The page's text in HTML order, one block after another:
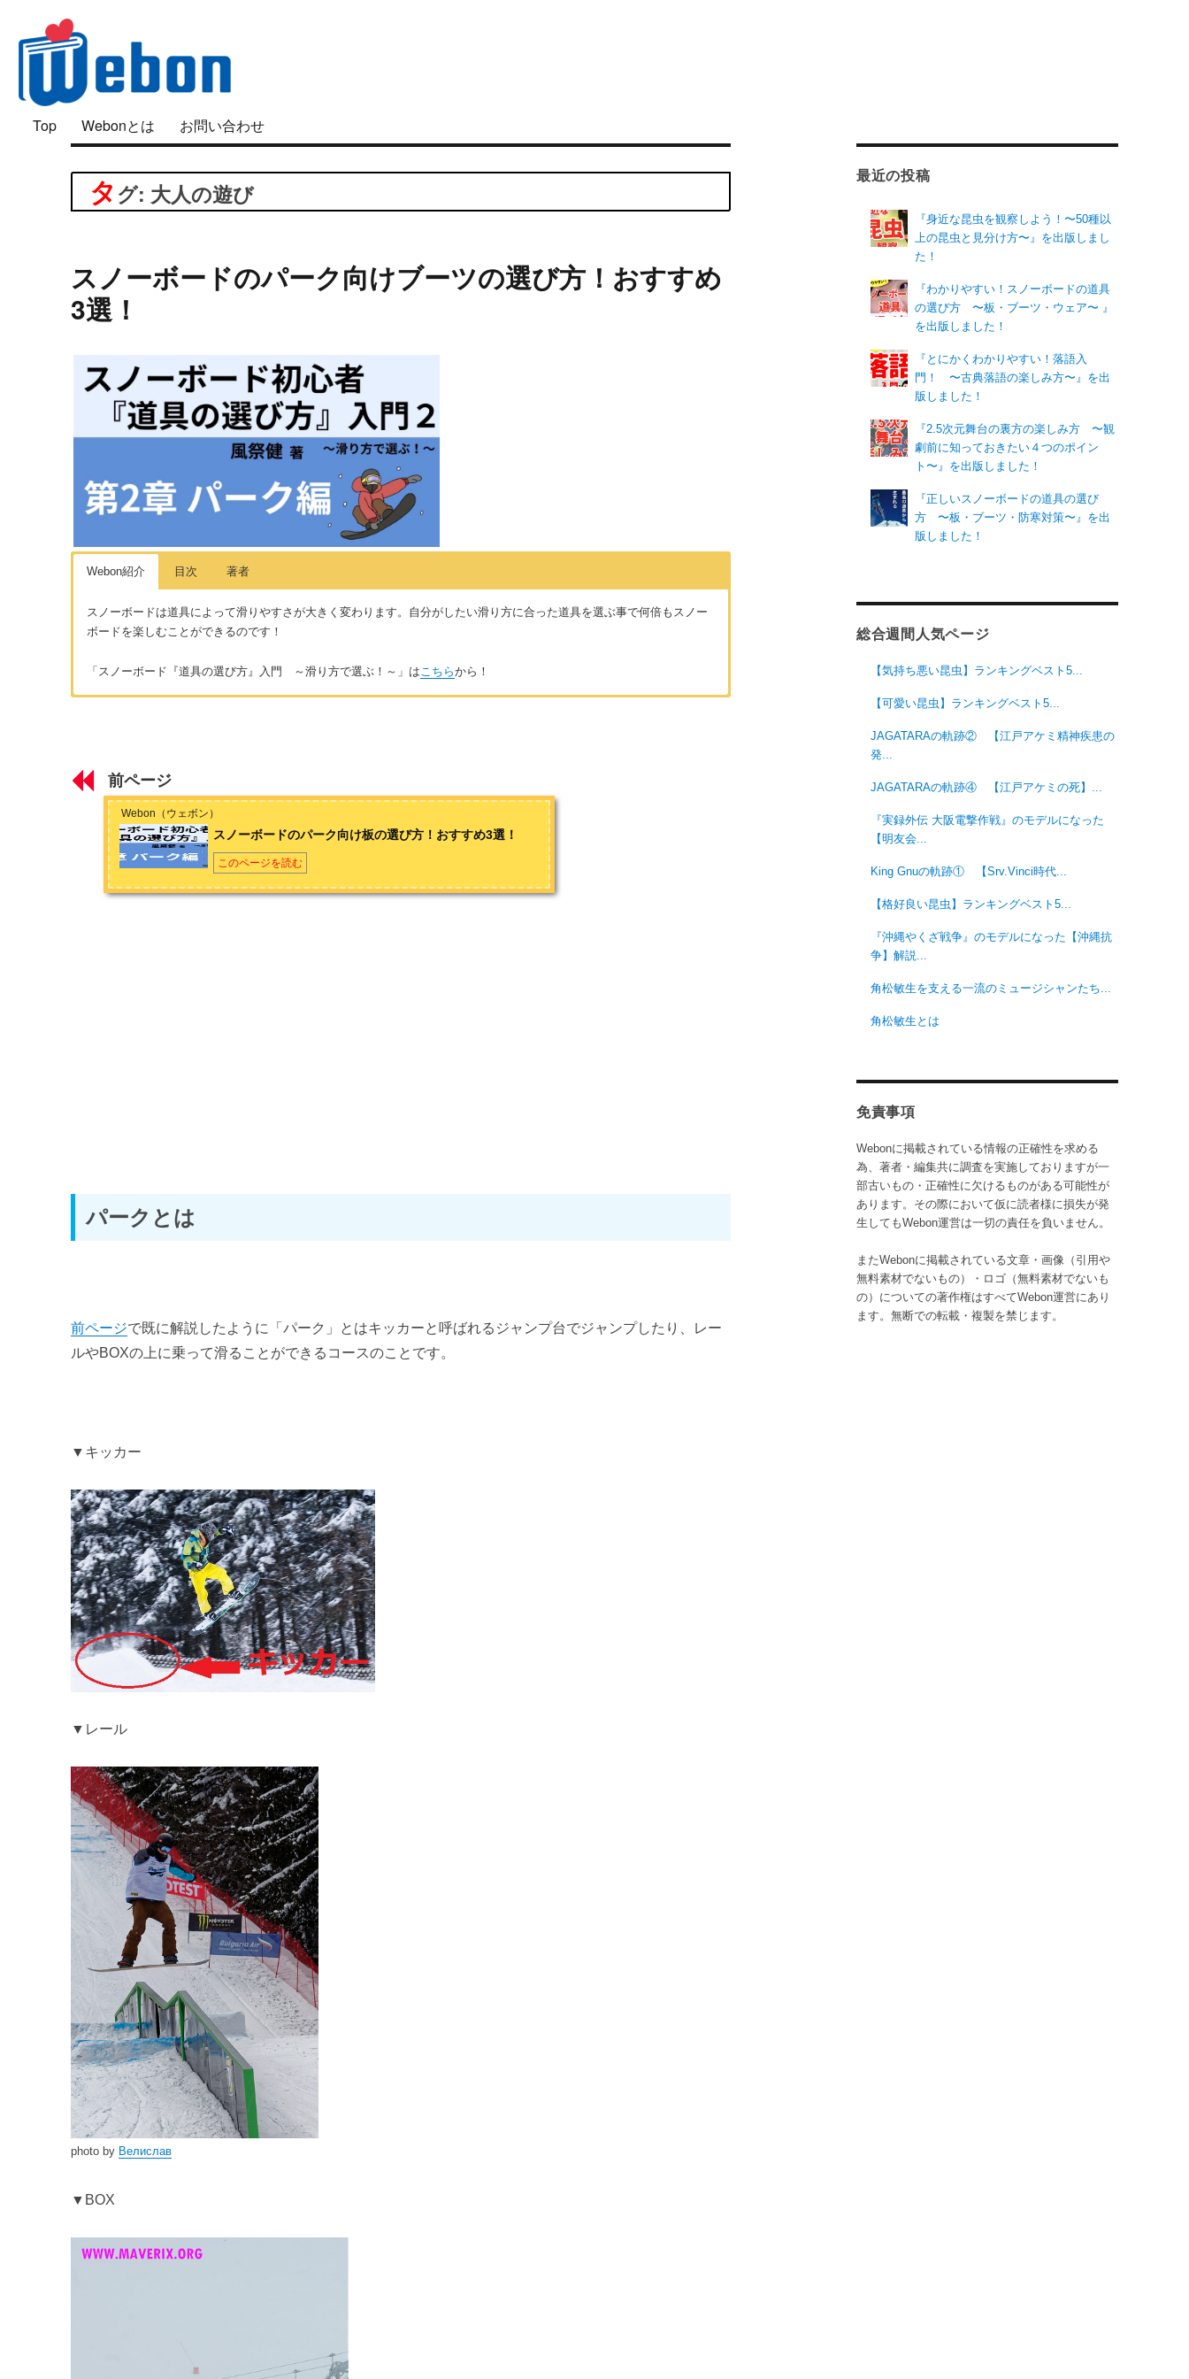
Webon（ウェボン）
「好き」は面白い
Top Webonとは お問い合わせ
タ グ: 大人の遊び
スノーボードのパーク向けブーツの選び方！おすすめ
3選！
Webon紹介 目次 著者
スノーボードは道具によって滑りやすさが大きく変わります。自分がしたい滑り方に合った道具を選ぶ事で何倍もスノー
ボードを楽しむことができるのです！
「スノーボード『道具の選び方』入門 ～滑り方で選ぶ！～」は こちらから！
第2章 滑り方別・道具の選び方
パーク編
スノーボードのパーク向け板の選び方！おすすめ3選！
スノーボードのパーク向けブーツの選び方！おすすめ3選！
スノーボードのカービングターン向けブーツの選び方！おすすめ3選！
スノーボードのパウダー向けの板の選び方！おすすめ3選！
ハーフパイプ編
スノーボードのハーフパイプ向けの板の選び方！おすすめ3選！
スノーボードのハーフパイプ向けブーツの選び方！おすすめ3選！
ハーフパイプ向け「板」「ブーツ」「ビンディング」おすすめ3点セット
オールラウンド編
スノーボードのオールラウンドモデルの向けの板の選び方！おすすめ3選！
スノーボードのオールラウンド向けブーツの選び方！おすすめ3選！
オールラウンド向け「板」「ブーツ」「ビンディング」おすすめ3点セット
末だけのサンデーボーダーでは満足できなくなり転職。JSBAスノーボードC級インストラクターの資格を取得。それ以後、冬
に仕事のない農家や土木関係の仕事をし、冬はインストラクターとして山に籠もる生活を送っています。夏場はスケートボー
ドとサーフィンも始めてしまい、趣味も人生も横滑りばかりです。お問い合わせは
から
前ページ
Webon（ウェボン）
スノーボードのパーク向け板の選び方！おすすめ3選！
このページを読む
パークとは
前ページで既に解説したように「パーク」とはキッカーと呼ばれるジャンプ台でジャンプしたり、レー
ルやBOXの上に乗って滑ることができるコースのことです。
▼キッカー
▼レール
photo by Велислав
▼BOX
最近の投稿
『身近な昆虫を観察しよう！〜50種以
上の昆虫と見分け方〜』を出版しまし
た！
『わかりやすい！スノーボードの道具
の選び方 〜板・ブーツ・ウェア〜 』
を出版しました！
『とにかくわかりやすい！落語入
門！ 〜古典落語の楽しみ方〜』を出
版しました！
『2.5次元舞台の裏方の楽しみ方 〜観
劇前に知っておきたい４つのポイン
ト〜』を出版しました！
『正しいスノーボードの道具の選び
方 〜板・ブーツ・防寒対策〜』を出
版しました！
総合週間人気ページ
【気持ち悪い昆虫】ランキングベスト5...
【可愛い昆虫】ランキングベスト5...
JAGATARAの軌跡② 【江戸アケミ精神疾患の
発...
JAGATARAの軌跡④ 【江戸アケミの死】...
『実録外伝 大阪電撃作戦』のモデルになった
【明友会...
King Gnuの軌跡① 【Srv.Vinci時代...
【格好良い昆虫】ランキングベスト5...
『沖縄やくざ戦争』のモデルになった【沖縄抗
争】解説...
角松敏生を支える一流のミュージシャンたち...
角松敏生とは
免責事項
Webonに掲載されている情報の正確性を求める
為、著者・編集共に調査を実施しておりますが一
部古いもの・正確性に欠けるものがある可能性が
あります。その際において仮に読者様に損失が発
生してもWebon運営は一切の責任を負いません。
またWebonに掲載されている文章・画像（引用や
無料素材でないもの）・ロゴ（無料素材でないも
の）についての著作権はすべてWebon運営にあり
ます。無断での転載・複製を禁じます。